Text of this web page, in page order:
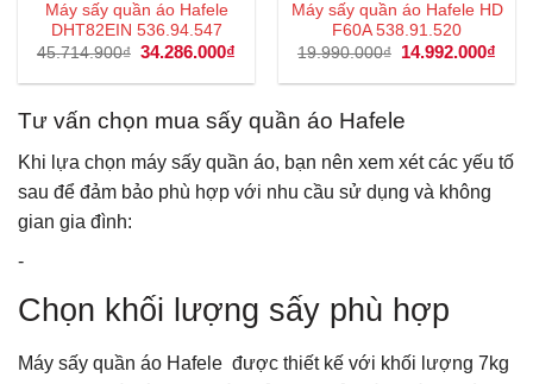
Máy sấy quần áo Hafele
DHT82EIN 536.94.547
45.714.900₫ Giá
là:
34.286.000₫
tại
34.286.000₫.
Máy sấy quần áo Hafele HD
F60A 538.91.520
19.990.000₫
Giá
là:
14.992.000₫
tại
Tư vấn chọn mua sấy quần áo Hafele
Khi lựa chọn máy sấy quần áo, bạn nên xem xét các yếu tố
sau để đảm bảo phù hợp với nhu cầu sử dụng và không
gian gia đình:
-
Chọn khối lượng sấy phù hợp
Máy sấy quần áo Hafele được thiết kế với khối lượng 7kg